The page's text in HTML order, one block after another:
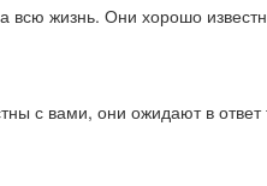
всю жизнь. Они хорошо
с вами, они ожидают в